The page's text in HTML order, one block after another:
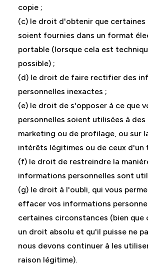
copie ;
(c) le droit d'obtenir que certaines
soient fournies dans un format
portable (lorsque cela est
possible) ;
(d) le droit de faire rectifier des
personnelles inexactes ;
(e) le droit de s'opposer à ce que
personnelles soient utilisées à
marketing ou de profilage, ou sur
intérêts légitimes ou de ceux d'un
(f) le droit de restreindre la
informations personnelles sont
(g) le droit à l'oubli, qui vous
effacer vos informations
certaines circonstances (bien que
un droit absolu et qu'il puisse ne
nous devons continuer à les
raison légitime).